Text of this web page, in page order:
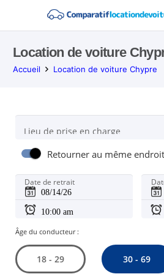
Location de voiture
Accueil Location de voiture Chypre
Lieu de prise en charge
Retourner au même endroit
Date de retrait
Âge du conducteur :
18 - 29 30 - 69